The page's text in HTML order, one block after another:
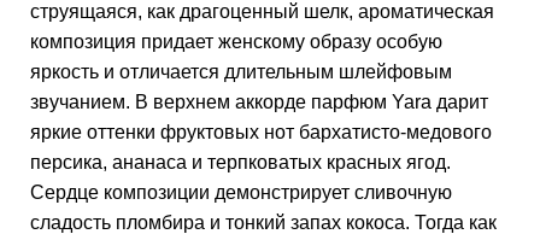
струящаяся, как драгоценный шелк, ароматическая
композиция придает женскому образу особую
яркость и отличается длительным шлейфовым
звучанием. В верхнем аккорде парфюм Yara дарит
яркие оттенки фруктовых нот бархатисто-медового
персика, ананаса и терпковатых красных ягод.
Сердце композиции демонстрирует сливочную
сладость пломбира и тонкий запах кокоса. Тогда как